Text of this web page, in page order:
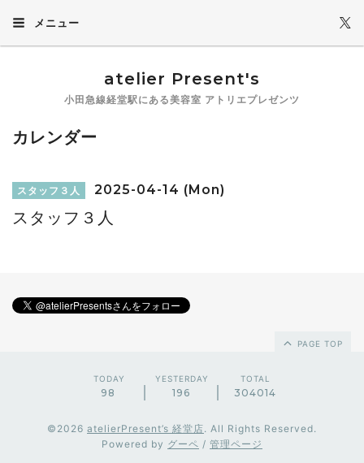
メニュー
atelier Present's
小田急線経堂駅にある美容室 アトリエプレゼンツ
カレンダー
スタッフ３人 2025-04-14 (Mon)
スタッフ３人
PAGE TOP
TODAY
98
YESTERDAY
196
TOTAL
304014
©2026 atelierPresent’s 経堂店. All Rights Reserved.
Powered by グーペ / 管理ページ